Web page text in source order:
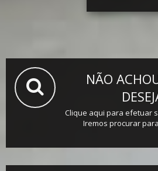
NÃO
Clique aqui para efetuar
Iremos procurar